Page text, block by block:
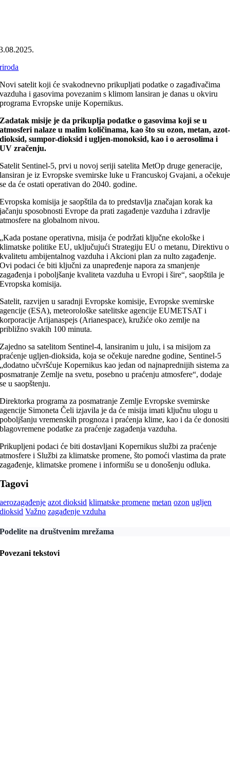
Novi satelit koji će svakodnevno prikupljati podatke o zagađivačima
vazduha i gasovima povezanim s klimom lansiran je danas u okviru
programa Evropske unije Kopernikus.
Zadatak misije je da prikuplja podatke o gasovima koji se u
atmosferi nalaze u malim količinama, kao što su ozon, metan, azot-
dioksid, sumpor-dioksid i ugljen-monoksid, kao i o aerosolima i
UV zračenju.
Satelit Sentinel-5, prvi u novoj seriji satelita MetOp druge generacije,
lansiran je iz Evropske svemirske luke u Francuskoj Gvajani, a očekuje
se da će ostati operativan do 2040. godine.
Evropska komisija je saopštila da to predstavlja značajan korak ka
jačanju sposobnosti Evrope da prati zagađenje vazduha i zdravlje
atmosfere na globalnom nivou.
„Kada postane operativna, misija će podržati ključne ekološke i
klimatske politike EU, uključujući Strategiju EU o metanu, Direktivu o
kvalitetu ambijentalnog vazduha i Akcioni plan za nulto zagađenje.
Ovi podaci će biti ključni za unapređenje napora za smanjenje
zagađenja i poboljšanje kvaliteta vazduha u Evropi i šire“, saopštila je
Evropska komisija.
Satelit, razvijen u saradnji Evropske komisije, Evropske svemirske
agencije (ESA), meteorološke satelitske agencije EUMETSAT i
korporacije Arijanaspejs (Arianespace), kružiće oko zemlje na
približno svakih 100 minuta.
Zajedno sa satelitom Sentinel-4, lansiranim u julu, i sa misijom za
praćenje ugljen-dioksida, koja se očekuje naredne godine, Sentinel-5
„dodatno učvršćuje Kopernikus kao jedan od najnaprednijih sistema za
posmatranje Zemlje na svetu, posebno u praćenju atmosfere“, dodaje
se u saopštenju.
Direktorka programa za posmatranje Zemlje Evropske svemirske
agencije Simoneta Čeli izjavila je da će misija imati ključnu ulogu u
poboljšanju vremenskih prognoza i praćenja klime, kao i da će donositi
blagovremene podatke za praćenje zagađenja vazduha.
Prikupljeni podaci će biti dostavljani Kopernikus službi za praćenje
atmosfere i Službi za klimatske promene, što pomoći vlastima da prate
zagađenje, klimatske promene i informišu se u donošenju odluka.
Tagovi
aerozagađenje azot dioksid klimatske promene metan ozon ugljen
dioksid Važno zagađenje vzduha
Podelite na društvenim mrežama
Povezani tekstovi